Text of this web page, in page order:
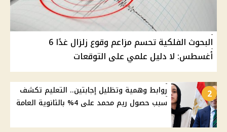
البحوث الفلكية تحسم مزاعم وقوع زلزال غدًا 6
أغسطس: لا دليل علمي على التوقعات
2
روابط وهمية وتظليل إجابتين.. التعليم تكشف
سبب حصول ريم محمد على 4% بالثانوية العامة